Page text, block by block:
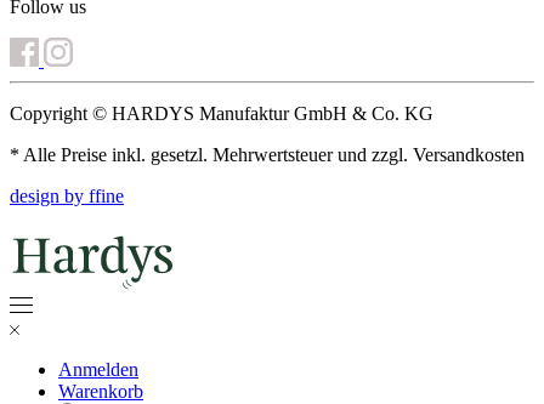
Follow us
Copyright © HARDYS Manufaktur GmbH & Co. KG
* Alle Preise inkl. gesetzl. Mehrwertsteuer und zzgl. Versandkosten
design by ffine
Anmelden
Warenkorb